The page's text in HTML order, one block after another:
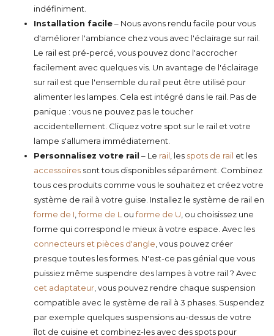
indéfiniment.
Installation facile– Nous avons rendu facile pour vous
d'améliorer l'ambiance chez vous avec l'éclairage sur rail.
Le rail est pré-percé, vous pouvez donc l'accrocher
facilement avec quelques vis. Un avantage de l'éclairage
sur rail est que l'ensemble du rail peut être utilisé pour
alimenter les lampes. Cela est intégré dans le rail. Pas de
panique : vous ne pouvez pas le toucher
accidentellement. Cliquez votre spot sur le rail et votre
lampe s'allumera immédiatement.
Personnalisez votre rail – Le rail , les spots de rail et les
accessoires sont tous disponibles séparément. Combinez
tous ces produits comme vous le souhaitez et créez votre
système de rail à votre guise. Installez le système de rail en
forme de I ,forme de L ouforme de U , ou choisissez une
forme qui correspond le mieux à votre espace. Avec les
connecteurs et pièces d'angle , vous pouvez créer
presque toutes les formes. N'est-ce pas génial que vous
puissiez même suspendre des lampes à votre rail ? Avec
cet adaptateur , vous pouvez rendre chaque suspension
compatible avec le système de rail à 3 phases. Suspendez
par exemple quelques suspensions au-dessus de votre
îlot de cuisine et combinez-les avec des spots pour